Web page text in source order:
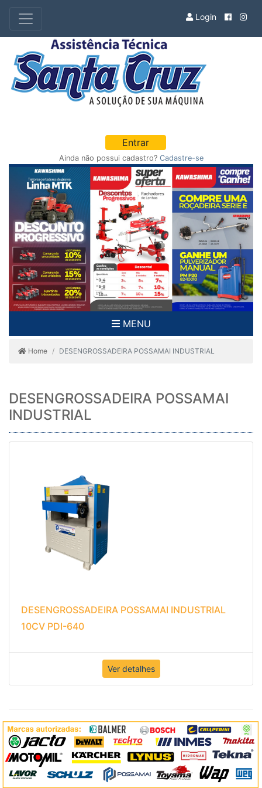
Login
Entrar
Ainda não possui cadastro? Cadastre-se
MENU
Home DESENGROSSADEIRA POSSAMAI INDUSTRIAL
DESENGROSSADEIRA POSSAMAI
INDUSTRIAL
DESENGROSSADEIRA POSSAMAI INDUSTRIAL
10CV PDI-640
Ver detalhes